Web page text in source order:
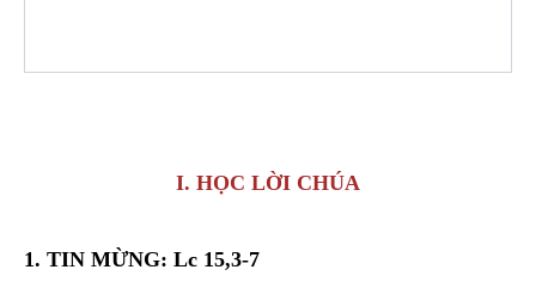
I. HỌC LỜI CHÚA
1. TIN MỪNG: Lc 15,3-7